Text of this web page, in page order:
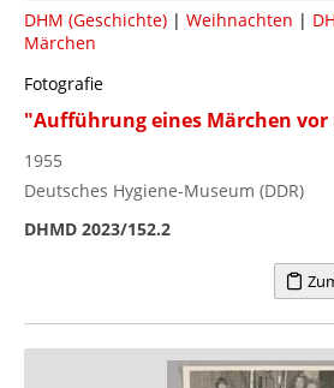
DHM (Geschichte) | Weihnachten |
Märchen
Fotografie
"Aufführung eines Märchen
1955
Deutsches Hygiene-Museum (DDR)
DHMD 2023/152.2